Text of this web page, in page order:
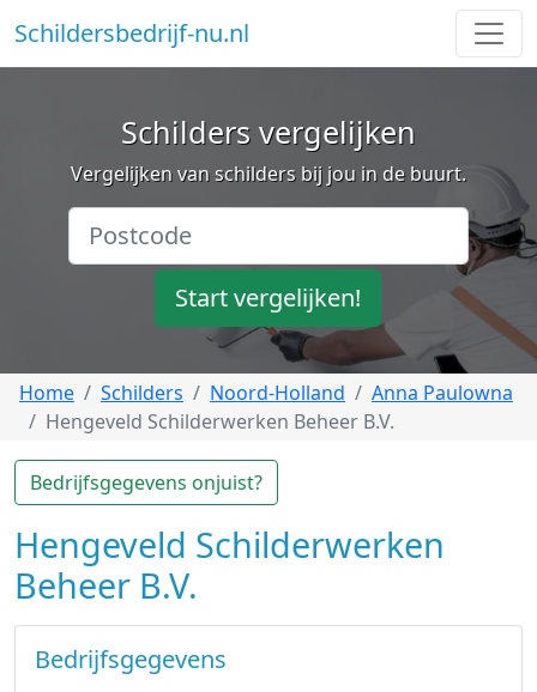
Schildersbedrijf-nu.nl
Schilders vergelijken
Vergelijken van schilders bij jou in de buurt.
Start vergelijken!
Home Schilders Noord-Holland
Anna Paulowna
Hengeveld Schilderwerken Beheer B.V.
Bedrijfsgegevens onjuist?
Hengeveld Schilderwerken
Beheer B.V.
Bedrijfsgegevens